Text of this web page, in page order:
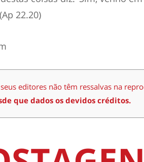
22.20)
editores não têm ressalvas na
que dados os devidos créditos.